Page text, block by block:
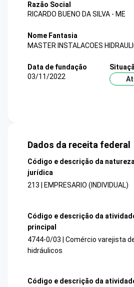
Razão Social
RICARDO BUENO DA SILVA - ME
Nome Fantasia
MASTER INSTALACOES
Data de fundação
03/11/2022
Dados da receita federal
Código e descrição da natureza
jurídica
213 | EMPRESARIO (INDIVIDUAL)
Código e descrição da
principal
4744-0/03 | Comércio varejista
hidráulicos
Código e descrição da